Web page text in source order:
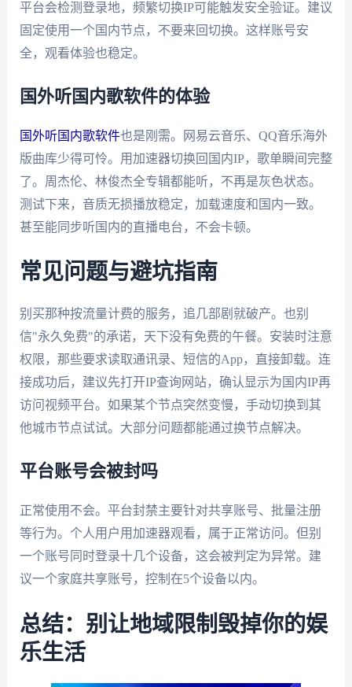
平台会检测登录地，频繁切换IP可能触发安全验证。建议
固定使用一个国内节点，不要来回切换。这样账号安
全，观看体验也稳定。
国外听国内歌软件的体验
国外听国内歌软件也是刚需。网易云音乐、QQ音乐海外
版曲库少得可怜。用加速器切换回国内IP，歌单瞬间完整
了。周杰伦、林俊杰全专辑都能听，不再是灰色状态。
测试下来，音质无损播放稳定，加载速度和国内一致。
甚至能同步听国内的直播电台，不会卡顿。
常见问题与避坑指南
别买那种按流量计费的服务，追几部剧就破产。也别
信"永久免费"的承诺，天下没有免费的午餐。安装时注意
权限，那些要求读取通讯录、短信的App，直接卸载。连
接成功后，建议先打开IP查询网站，确认显示为国内IP再
访问视频平台。如果某个节点突然变慢，手动切换到其
他城市节点试试。大部分问题都能通过换节点解决。
平台账号会被封吗
正常使用不会。平台封禁主要针对共享账号、批量注册
等行为。个人用户用加速器观看，属于正常访问。但别
一个账号同时登录十几个设备，这会被判定为异常。建
议一个家庭共享账号，控制在5个设备以内。
总结：别让地域限制毁掉你的娱
乐生活